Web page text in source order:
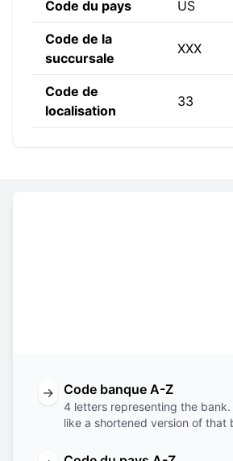
Code du pays US
Code de la
succursale
XXX
Code de
localisation
33
→ Code banque A-Z
4 letters representing the
like a shortened version of that